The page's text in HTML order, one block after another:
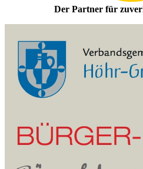
Der Partner für